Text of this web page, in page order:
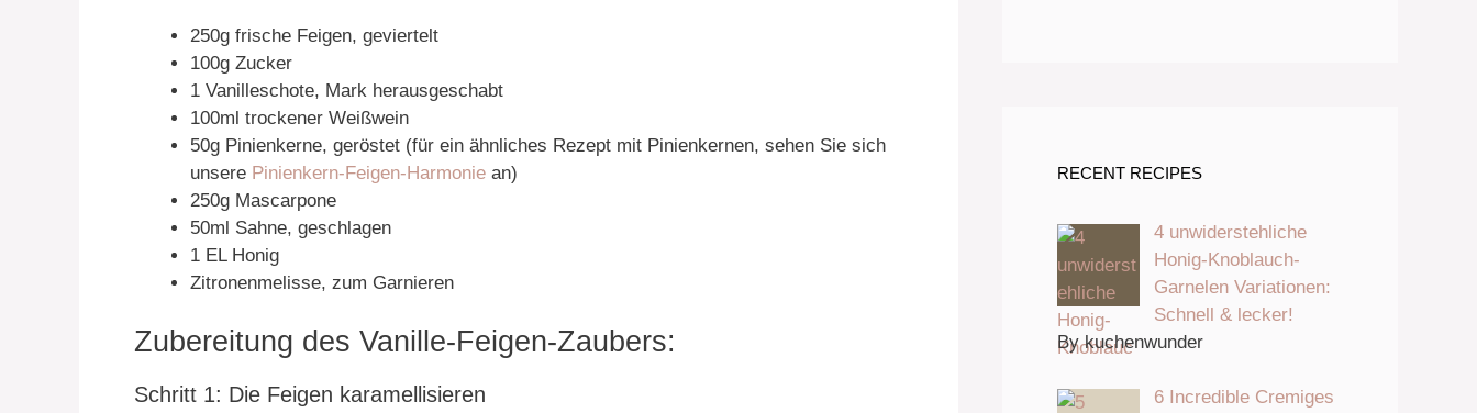
250g frische Feigen, geviertelt
100g Zucker
1 Vanilleschote, Mark herausgeschabt
100ml trockener Weißwein
50g Pinienkerne, geröstet (für ein ähnliches Rezept mit Pinienkernen, sehen Sie sich
unsere Pinienkern-Feigen-Harmonie an)
250g Mascarpone
50ml Sahne, geschlagen
1 EL Honig
Zitronenmelisse, zum Garnieren
Zubereitung des Vanille-Feigen-Zaubers:
Schritt 1: Die Feigen karamellisieren
RECENT RECIPES
4 unwiderstehliche
Honig-Knoblauch-
Garnelen Variationen:
Schnell & lecker!
By kuchenwunder
6 Incredible Cremiges